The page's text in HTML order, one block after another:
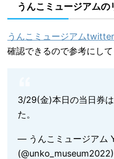
うんこミュージアム
うんこミュージアムtwitter
確認できるので参考にして
3/29(金)本日の当日券
た。
— うんこミュージアム
(@unko_museum2022)